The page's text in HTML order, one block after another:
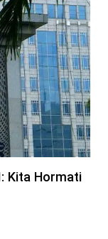
Kita Hormati